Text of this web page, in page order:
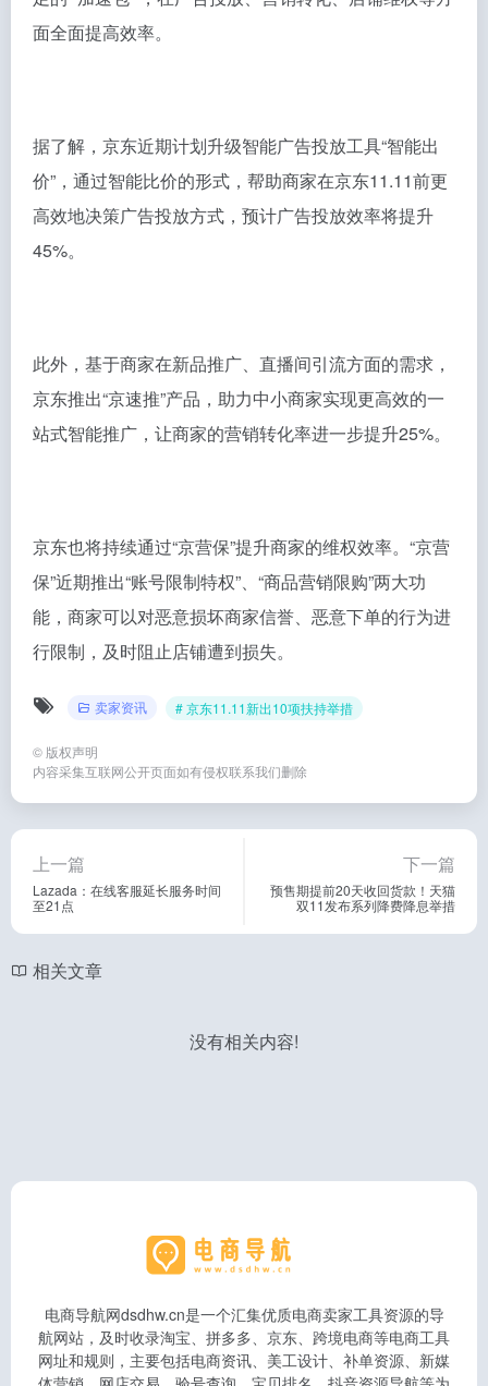
面全面提高效率。
据了解，京东近期计划升级智能广告投放工具“智能出
价”，通过智能比价的形式，帮助商家在京东11.11前更
高效地决策广告投放方式，预计广告投放效率将提升
45%。
此外，基于商家在新品推广、直播间引流方面的需求，
京东推出“京速推”产品，助力中小商家实现更高效的一
站式智能推广，让商家的营销转化率进一步提升25%。
京东也将持续通过“京营保”提升商家的维权效率。“京营
保”近期推出“账号限制特权”、“商品营销限购”两大功
能，商家可以对恶意损坏商家信誉、恶意下单的行为进
行限制，及时阻止店铺遭到损失。
卖家资讯 # 京东11.11新出10项扶持举措
© 版权声明
内容采集互联网公开页面如有侵权联系我们删除
上一篇
Lazada：在线客服延长服务时间
至21点
下一篇
预售期提前20天收回货款！天猫
双11发布系列降费降息举措
相关文章
没有相关内容!
电商导航网dsdhw.cn是一个汇集优质电商卖家工具资源的导
航网站，及时收录淘宝、拼多多、京东、跨境电商等电商工具
网址和规则，主要包括电商资讯、美工设计、补单资源、新媒